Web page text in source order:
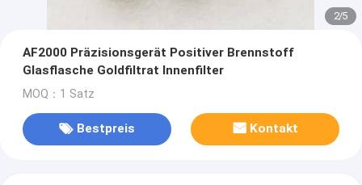
2/5
AF2000 Präzisionsgerät Positiver Brennstoff
Glasflasche Goldfiltrat Innenfilter
MOQ：1 Satz
Bestpreis Kontakt